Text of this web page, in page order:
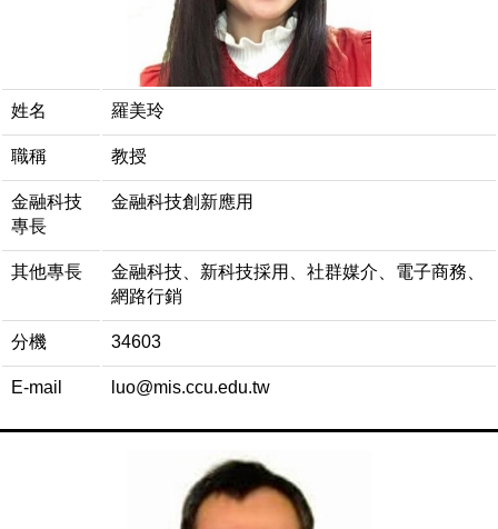
姓名 羅美玲
職稱 教授
金融科技
專長
金融科技創新應用
其他專長
金融科技、新科技採用、社群媒介、電子商務、
網路行銷
分機 34603
E-mail luo@mis.ccu.edu.tw